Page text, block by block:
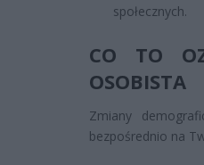
społecznych.
CO TO
OSOBISTA
Zmiany
bezpośrednio na